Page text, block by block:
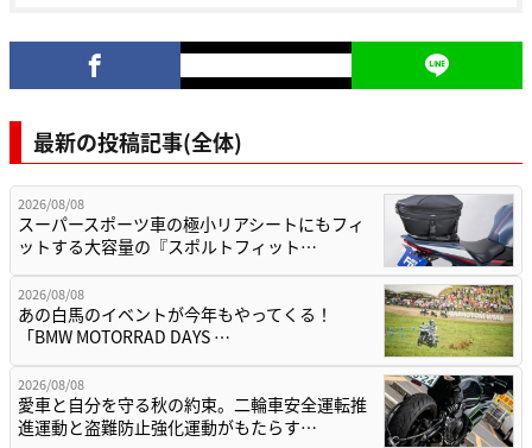
最新の投稿記事(全体)
2026/08/08
スーパースポーツ車の極小リアシートにもフィ
ットする大容量の『スポルトフィット…
2026/08/08
あの白馬のイベントが今年もやってくる！
「BMW MOTORRAD DAYS …
2026/08/08
愛車と自分を守る秋の約束。二輪車安全運転推
進運動と盗難防止強化運動がもたらす…